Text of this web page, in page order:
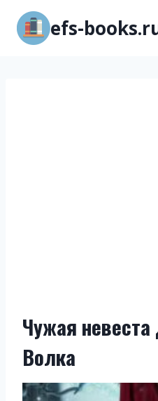
Перейти
содержимому
efs-
Чужая
Волка